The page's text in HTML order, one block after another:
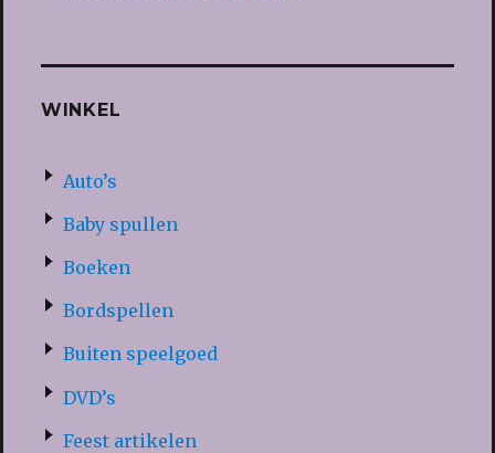
WINKEL
Auto’s
Baby spullen
Boeken
Bordspellen
Buiten speelgoed
DVD’s
Feest artikelen